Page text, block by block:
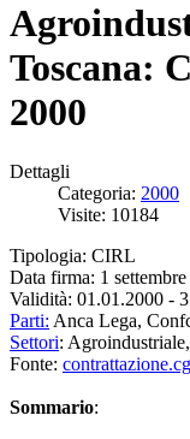
Toscana:
2000
Dettagli
Categoria: 2000
Visite: 10184
Tipologia: CIRL
Data firma: 1
Validità: 01.01.2000 -
Parti: Anca Lega,
Settori:
Fonte:
Sommario: